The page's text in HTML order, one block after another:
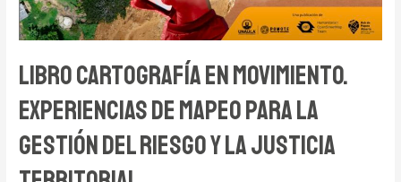
Libro Cartografía en Movimiento.
Experiencias de mapeo para la
gestión del riesgo y la justicia